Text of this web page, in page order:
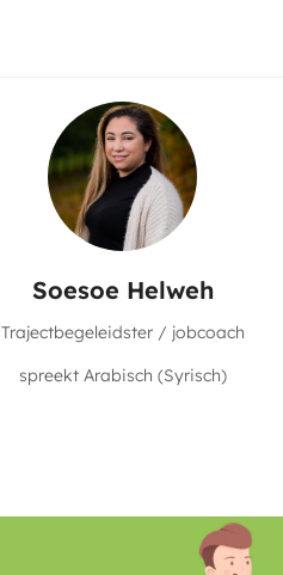
Soesoe Helweh
Trajectbegeleidster / jobcoach
spreekt Arabisch (Syrisch)